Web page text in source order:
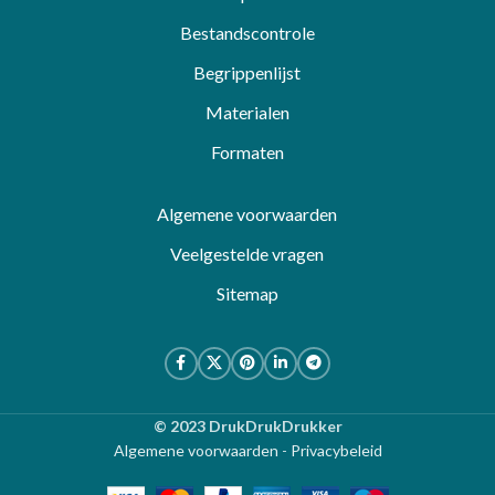
Bestandscontrole
Begrippenlijst
Materialen
Formaten
Algemene voorwaarden
Veelgestelde vragen
Sitemap
© 2023 DrukDrukDrukker
Algemene voorwaarden - Privacybeleid